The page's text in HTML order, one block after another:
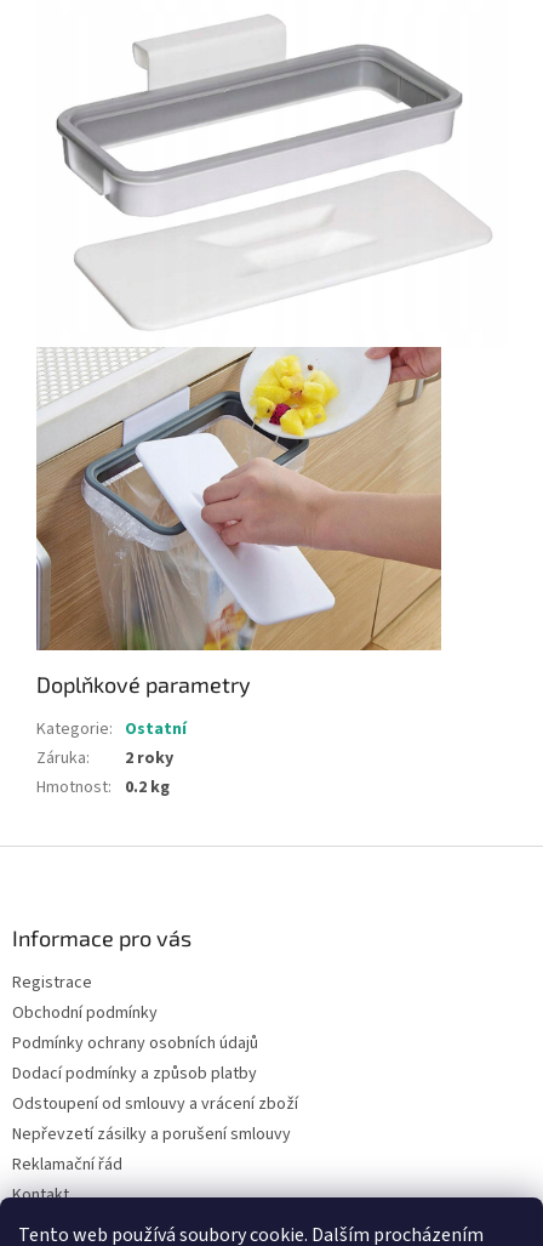
Tento web používá soubory cookie. Dalším procházením
Doplňkové parametry
Kategorie: Ostatní
Záruka:
2 roky
Hmotnost: 0.2 kg
Informace pro vás
Registrace
Obchodní podmínky
Podmínky ochrany osobních údajů
Dodací podmínky a způsob platby
Odstoupení od smlouvy a vrácení zboží
Nepřevzetí zásilky a porušení smlouvy
Reklamační řád
Kontakt
Napište nám